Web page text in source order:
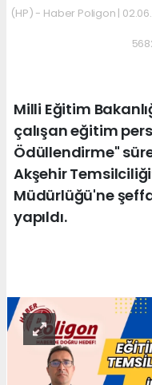
(HP) - Haber Poligon |
Milli Eğitim
çalışan eğitim
Ödüllendirme"
Akşehir
Müdürlüğü'ne
yapıldı.